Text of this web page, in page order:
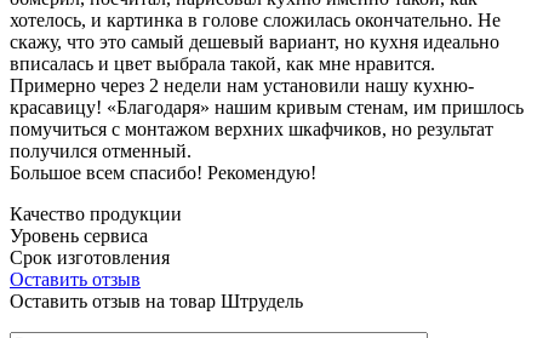
хотелось, и картинка в голове сложилась окончательно. Не
скажу, что это самый дешевый вариант, но кухня идеально
вписалась и цвет выбрала такой, как мне нравится.
Примерно через 2 недели нам установили нашу кухню-
красавицу! «Благодаря» нашим кривым стенам, им пришлось
помучиться с монтажом верхних шкафчиков, но результат
получился отменный.
Большое всем спасибо! Рекомендую!
Качество продукции
Уровень сервиса
Срок изготовления
Оставить отзыв
Оставить отзыв на товар Штрудель